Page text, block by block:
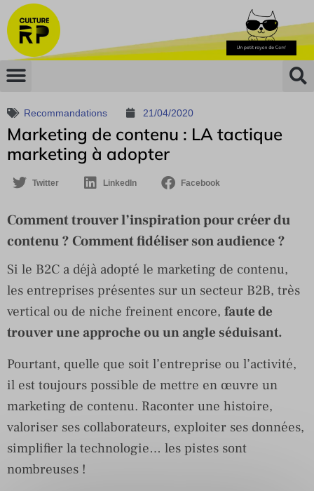
Recommandations 21/04/2020
Marketing de contenu : LA tactique
marketing à adopter
Twitter LinkedIn Facebook
Comment trouver l’inspiration pour créer du
contenu ? Comment fidéliser son audience ?
Si le B2C a déjà adopté le marketing de contenu,
les entreprises présentes sur un secteur B2B, très
vertical ou de niche freinent encore, faute de
trouver une approche ou un angle séduisant.
Pourtant, quelle que soit l’entreprise ou l’activité,
il est toujours possible de mettre en œuvre un
marketing de contenu. Raconter une histoire,
valoriser ses collaborateurs, exploiter ses données,
simplifier la technologie… les pistes sont
nombreuses !